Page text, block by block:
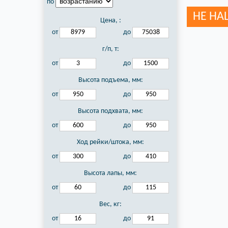
по
Цена, :
от
до
г/п, т:
от
до
Высота подъема, мм:
от
до
Высота подхвата, мм:
от
до
Ход рейки/штока, мм:
от
до
Высота лапы, мм:
от
до
Вес, кг:
от
до
НЕ